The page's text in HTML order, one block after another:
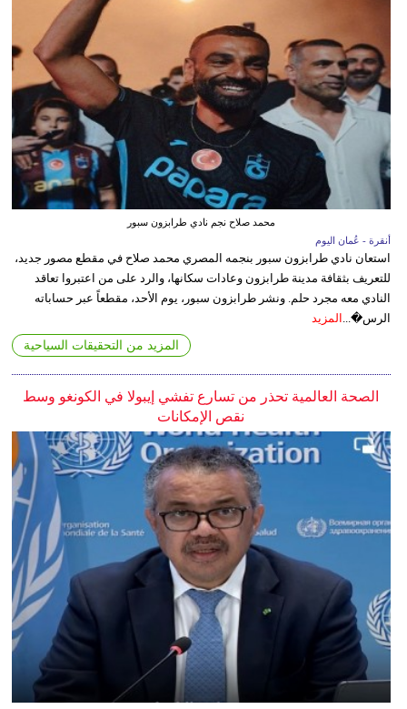
محمد صلاح نجم نادي طرابزون سبور
أنقرة - عُمان اليوم
استعان نادي طرابزون سبور بنجمه المصري محمد صلاح في مقطع مصور جديد،
للتعريف بثقافة مدينة طرابزون وعادات سكانها، والرد على من اعتبروا تعاقد
النادي معه مجرد حلم. ونشر طرابزون سبور، يوم الأحد، مقطعاً عبر حساباته
الرس�... المزيد
المزيد من التحقيقات السياحية
الصحة العالمية تحذر من تسارع تفشي إيبولا في الكونغو وسط
نقص الإمكانات